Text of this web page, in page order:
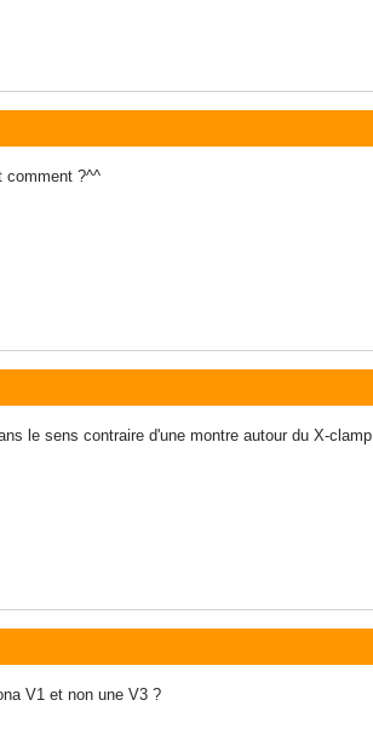
comment ?^^
le sens contraire d'une montre autour du X-clamp
V1 et non une V3 ?